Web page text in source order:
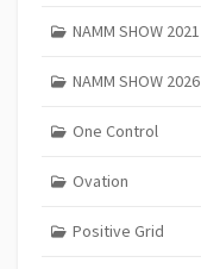
NAMM SHOW 2021
NAMM SHOW 2026
One Control
Ovation
Positive Grid